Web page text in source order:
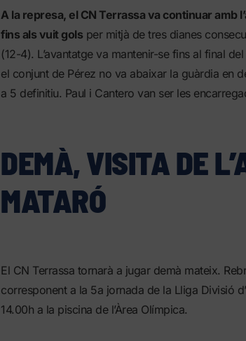
A la represa, el CN Terrassa va continuar amb
fins als vuit gols per mitjà de tres dianes
(12-4). L’avantatge va mantenir-se fins al final
el conjunt de Pérez no va abaixar la guàrdia en
a 5 definitiu. Paul i Cantero van ser les
DEMÀ, VISITA DE
MATARÓ
El CN Terrassa tornarà a jugar demà mateix.
corresponent a la 5a jornada de la Lliga Divisió
14.00h a la piscina de l’Àrea Olímpica.